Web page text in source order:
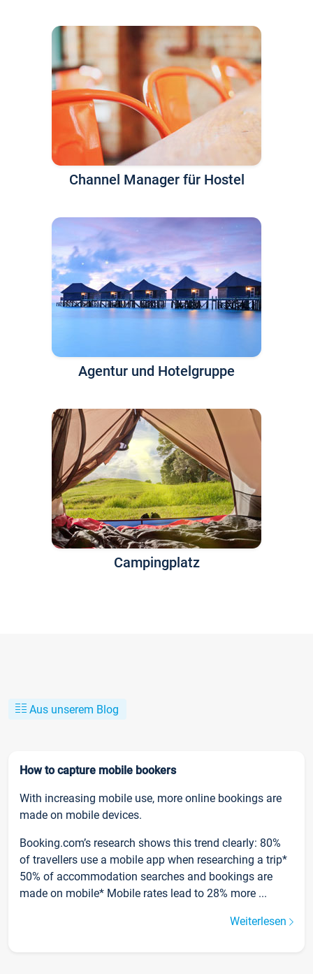
Channel Manager für Hostel
Agentur und Hotelgruppe
Campingplatz
Aus unserem Blog
How to capture mobile bookers
With increasing mobile use, more online bookings are
made on mobile devices.
Booking.com’s research shows this trend clearly: 80%
of travellers use a mobile app when researching a trip*
50% of accommodation searches and bookings are
made on mobile* Mobile rates lead to 28% more ...
Weiterlesen